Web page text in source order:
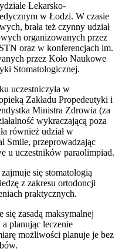
Lekarsko-
w Łodzi. W czasie
brała też czynny udział
organizowanych przez
oraz w konferencjach im.
przez Koło Naukowe
Stomatologicznej.
uczestniczyła w
Zakładu Propedeutyki i
Ministra Zdrowia (za
wykraczającą poza
również udział w
Smile, przeprowadzając
u uczestników paraolimpiad.
się stomatologią
z zakresu ortodoncji
praktycznych.
zasadą maksymalnej
planując leczenie
możliwości planuje je bez